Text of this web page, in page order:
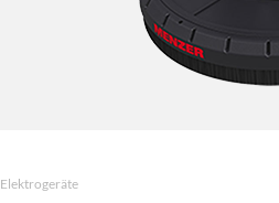
Elektrogeräte